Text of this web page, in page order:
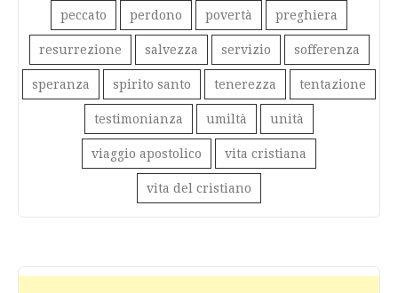
peccato perdono povertà preghiera
resurrezione salvezza servizio sofferenza
speranza spirito santo tenerezza tentazione
testimonianza umiltà unità
viaggio apostolico vita cristiana
vita del cristiano